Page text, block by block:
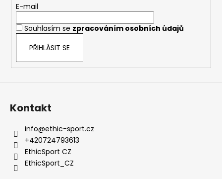
E-mail
Souhlasím se zpracováním osobních údajů
PŘIHLÁSIT SE
Kontakt
info@ethic-sport.cz
+420724793613
EthicSport CZ
EthicSport_CZ